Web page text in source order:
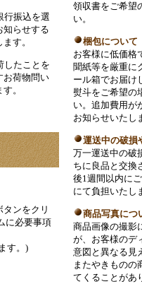
行振込を選
知らせする
す。
したことを
お荷物問い
。
領収書をご希望
い。
梱包について
お客様に低価格
聞紙等を厳重に
ール箱でお届け
熨斗をご希望の
い。追加費用が
お知らせいたし
運送中の破損
万一運送中の破
ちに良品と交換
後1週間以内に
にて負担いたし
商品写真につ
商品画像の撮影
が、お客様のデ
意図と異なる見
またやきものの
てくることがあ
ンをクリ
に必要事項
す。)